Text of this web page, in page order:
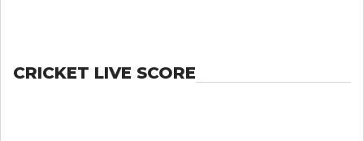
CRICKET LIVE SCORE